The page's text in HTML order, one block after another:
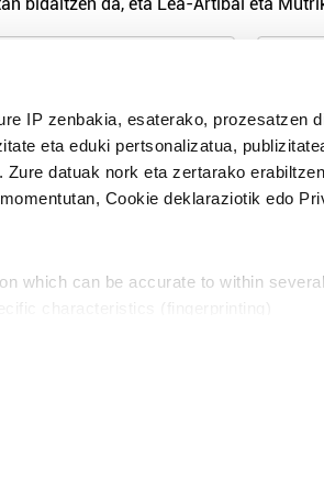
IP zenbakia, esaterako, prozesatzen
eta eduki pertsonalizatua,
datuak nork eta zertarako
Cookie deklaraziotik edo
which can be accurate to within
modu librean kontatzea da gure